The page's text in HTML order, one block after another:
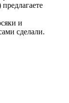
и
сделали.